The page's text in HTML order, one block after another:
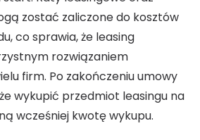
zostać zaliczone do kosztów
co sprawia, że leasing
rozwiązaniem
firm. Po zakończeniu umowy
wykupić przedmiot leasingu na
wcześniej kwotę wykupu.